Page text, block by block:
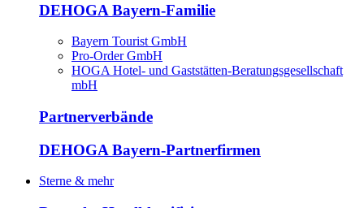
DEHOGA Bayern-Familie
Bayern Tourist GmbH
Pro-Order GmbH
HOGA Hotel- und Gaststätten-Beratungsgesellschaft
mbH
Partnerverbände
DEHOGA Bayern-Partnerfirmen
Sterne & mehr